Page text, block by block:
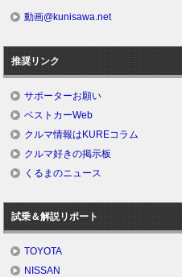
動画@kunisawa.net
推奨リンク
サポーターお願い
ベストカーWeb
クルマ情報はKUREコラム
クルマ好きの掲示板
くるまのニュース
試乗＆解説リポート
TOYOTA
NISSAN